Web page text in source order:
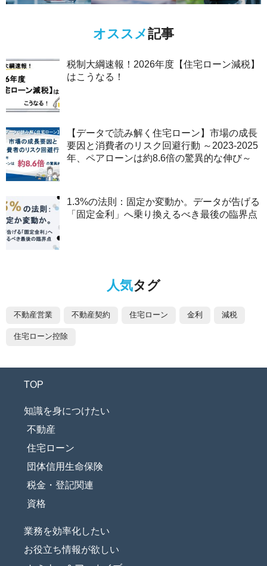
オススメ記事
税制大綱速報！2026年度【住宅ローン減税】
はこうなる！
【データで読み解く住宅ローン】市場の成長
要因と消費者のリスク回避行動 ～2023-2025
年、ペアローンは約8.6倍の驚異的な伸び～
1.3%の法則：固定か変動か。データが告げる
「固定金利」へ乗り換えるべき最後の臨界点
人気タグ
不動産営業 不動産契約 住宅ローン 金利 減税
住宅ローン控除
TOP
知識を身につけたい
不動産
住宅ローン
団体信用生命保険
税金・登記関連
資格
業務を効率化したい
お役立ち情報が欲しい